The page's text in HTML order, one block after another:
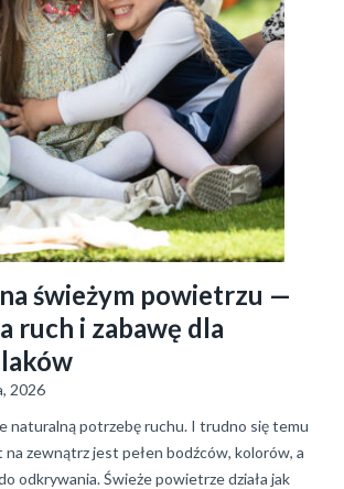
świeżym powietrzu —
ruch i zabawę dla
2026
naturalną potrzebę ruchu. I trudno się temu
na zewnątrz jest pełen bodźców, kolorów, a
odkrywania. Świeże powietrze działa jak